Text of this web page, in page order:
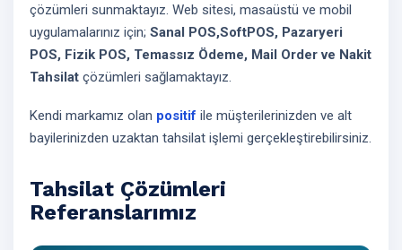
çözümleri sunmaktayız. Web sitesi, masaüstü ve mobil
uygulamalarınız için; Sanal POS,SoftPOS, Pazaryeri
POS, Fizik POS, Temassız Ödeme, Mail Order ve Nakit
Tahsilat çözümleri sağlamaktayız.
Kendi markamız olan positif ile müşterilerinizden ve alt
bayilerinizden uzaktan tahsilat işlemi gerçekleştirebilirsiniz.
Tahsilat Çözümleri
Referanslarımız